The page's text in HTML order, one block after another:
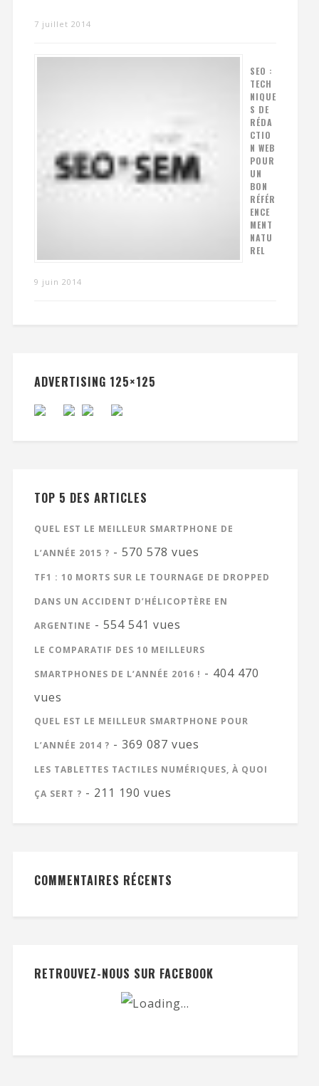
7 juillet 2014
SEO :
TECH
NIQUE
S DE
RÉDA
CTIO
N WEB
POUR
UN
BON
RÉFÉR
ENCE
MENT
NATU
REL
9 juin 2014
ADVERTISING 125×125
TOP 5 DES ARTICLES
QUEL EST LE MEILLEUR SMARTPHONE DE
L’ANNÉE 2015 ? - 570 578 vues
TF1 : 10 MORTS SUR LE TOURNAGE DE DROPPED
DANS UN ACCIDENT D’HÉLICOPTÈRE EN
ARGENTINE - 554 541 vues
LE COMPARATIF DES 10 MEILLEURS
SMARTPHONES DE L’ANNÉE 2016 ! - 404 470
vues
QUEL EST LE MEILLEUR SMARTPHONE POUR
L’ANNÉE 2014 ? - 369 087 vues
LES TABLETTES TACTILES NUMÉRIQUES, À QUOI
ÇA SERT ? - 211 190 vues
COMMENTAIRES RÉCENTS
RETROUVEZ-NOUS SUR FACEBOOK